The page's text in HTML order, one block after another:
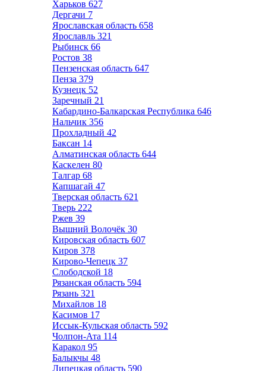
Харьков 627
Дергачи 7
Ярославская область 658
Ярославль 321
Рыбинск 66
Ростов 38
Пензенская область 647
Пенза 379
Кузнецк 52
Заречный 21
Кабардино-Балкарская Республика 646
Нальчик 356
Прохладный 42
Баксан 14
Алматинская область 644
Каскелен 80
Талгар 68
Капшагай 47
Тверская область 621
Тверь 222
Ржев 39
Вышний Волочёк 30
Кировская область 607
Киров 378
Кирово-Чепецк 37
Слободской 18
Рязанская область 594
Рязань 321
Михайлов 18
Касимов 17
Иссык-Кульская область 592
Чолпон-Ата 114
Каракол 95
Балыкчы 48
Липецкая область 590